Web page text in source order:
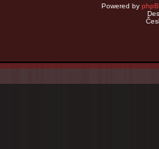
Powered by